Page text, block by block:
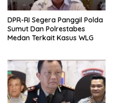
DPR-RI Segera Panggil Polda
Sumut Dan Polrestabes
Medan Terkait Kasus WLG